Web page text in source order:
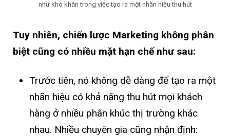
như khó khăn trong việc tạo ra một nhãn hiệu thu hút
Tuy nhiên, chiến lược Marketing không phân
biệt cũng có nhiều mặt hạn chế như sau:
Trước tiên, nó không dễ dàng để tạo ra một
nhãn hiệu có khả năng thu hút mọi khách
hàng ở nhiều phân khúc thị trường khác
nhau. Nhiều chuyên gia cũng nhận định: